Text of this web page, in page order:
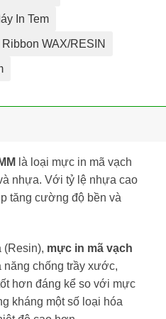
In Tem
Ribbon WAX/RESIN
là loại mực in mã vạch
nhựa. Với tỷ lệ nhựa cao
tăng cường độ bền và
(Resin), mực in mã vạch
năng chống trầy xước,
hơn đáng kể so với mực
kháng một số loại hóa